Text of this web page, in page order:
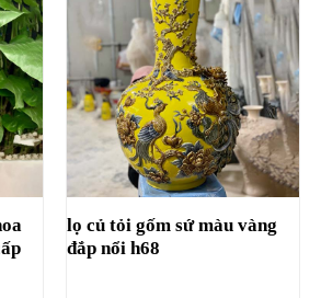
lọ củ tỏi gốm sứ màu vàng
đắp nổi h68